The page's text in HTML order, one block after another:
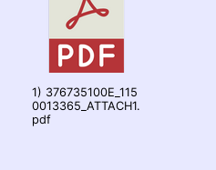
1) 376735100E_115
0013365_ATTACH1.
pdf